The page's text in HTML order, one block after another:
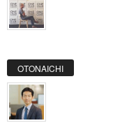
OTONAICHI